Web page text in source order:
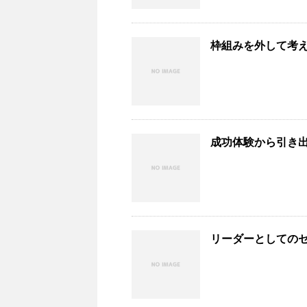
枠組みを外して考
成功体験から引き
リーダーとしての